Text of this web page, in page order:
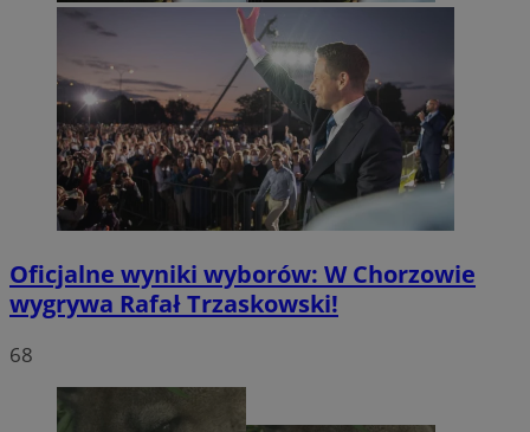
Oficjalne wyniki wyborów: W Chorzowie
wygrywa Rafał Trzaskowski!
68